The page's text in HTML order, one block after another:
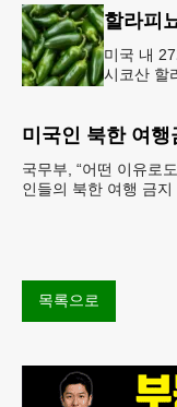
미국 내
시코산 할
미국인 북한 여
국무부, “어떤 이유로
인들의 북한 여행 금지
목록으로